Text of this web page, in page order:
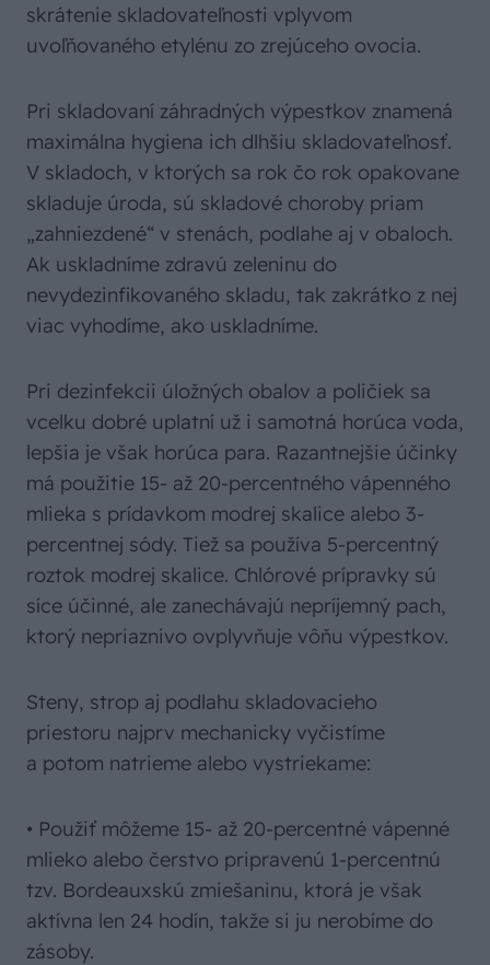
skrátenie skladovateľnosti vplyvom
uvoľňovaného etylénu zo zrejúceho ovocia.
Pri skladovaní záhradných výpestkov znamená
maximálna hygiena ich dlhšiu skladovateľnosť.
V skladoch, v ktorých sa rok čo rok opakovane
skladuje úroda, sú skladové choroby priam
„zahniezdené“ v stenách, podlahe aj v obaloch.
Ak uskladníme zdravú zeleninu do
nevydezinfikovaného skladu, tak zakrátko z nej
viac vyhodíme, ako uskladníme.
Pri dezinfekcii úložných obalov a poličiek sa
vcelku dobré uplatní už i samotná horúca voda,
lepšia je však horúca para. Razantnejšie účinky
má použitie 15- až 20-percentného vápenného
mlieka s prídavkom modrej skalice alebo 3-
percentnej sódy. Tiež sa používa 5-percentný
roztok modrej skalice. Chlórové prípravky sú
síce účinné, ale zanechávajú nepríjemný pach,
ktorý nepriaznivo ovplyvňuje vôňu výpestkov.
Steny, strop aj podlahu skladovacieho
priestoru najprv mechanicky vyčistíme
a potom natrieme alebo vystriekame:
• Použiť môžeme 15- až 20-percentné vápenné
mlieko alebo čerstvo pripravenú 1-percentnú
tzv. Bordeauxskú zmiešaninu, ktorá je však
aktívna len 24 hodín, takže si ju nerobíme do
zásoby.